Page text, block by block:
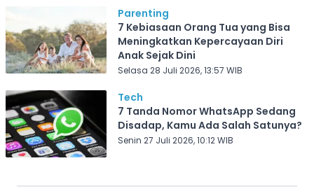
Parenting
7 Kebiasaan Orang Tua yang Bisa
Meningkatkan Kepercayaan Diri
Anak Sejak Dini
Selasa 28 Juli 2026, 13:57 WIB
Tech
7 Tanda Nomor WhatsApp Sedang
Disadap, Kamu Ada Salah Satunya?
Senin 27 Juli 2026, 10:12 WIB